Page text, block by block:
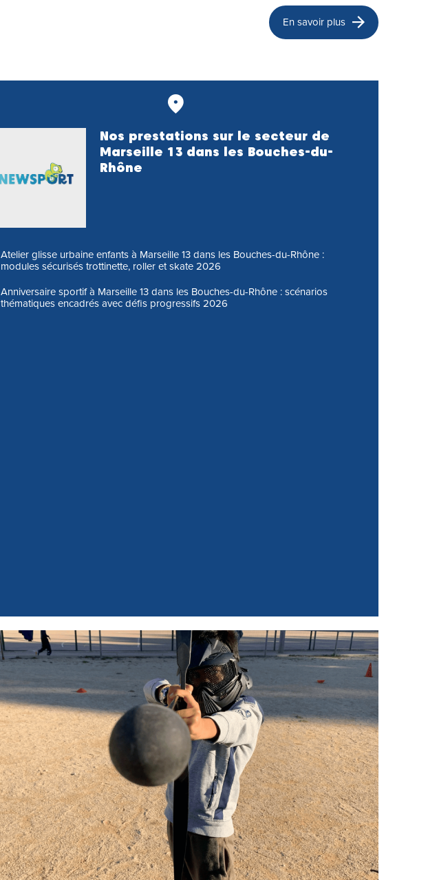
En savoir plus
Nos prestations sur le secteur de
Marseille 13 dans les Bouches-du-
Rhône
Atelier glisse urbaine enfants à Marseille 13 dans les Bouches-du-Rhône :
modules sécurisés trottinette, roller et skate 2026
Anniversaire sportif à Marseille 13 dans les Bouches-du-Rhône : scénarios
thématiques encadrés avec défis progressifs 2026